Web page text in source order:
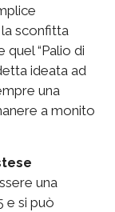
la sconfitta
“Palio di
ideata ad
una
a monito
una
e si può